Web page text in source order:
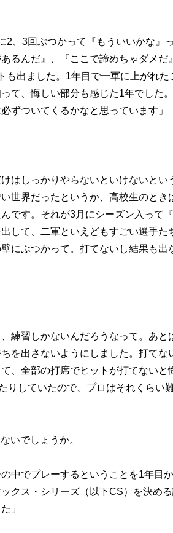
2、3回ぶつかって『もういいかな』
るんだ』、『ここで諦めちゃダメだ
出ました。1年目で一軍に上がれた
て、悔しい部分も感じた1年でした
ずついてくるかなと思っています」
はしっかりやらないといけないとい
世界だったというか、高校生のとき
です。それが3月にシーズン入って
して、二軍といえどもすごい選手た
にぶつかって。打てないし結果も出
練習しかないんだろうなって。あと
を出さないようにしました。打てな
、全部の打席でヒットが打てないと
りしていたので、プロはそれくらい
いでしょうか。
中でプレーするということを1年目
クス・シリーズ（以下CS）を決め
」